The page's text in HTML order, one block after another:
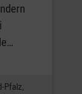
Pfalz,